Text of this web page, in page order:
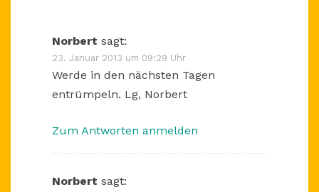
Norbert sagt:
23. Januar 2013 um 09:29 Uhr
Werde in den nächsten Tagen
entrümpeln. Lg, Norbert
Zum Antworten anmelden
Norbert sagt: